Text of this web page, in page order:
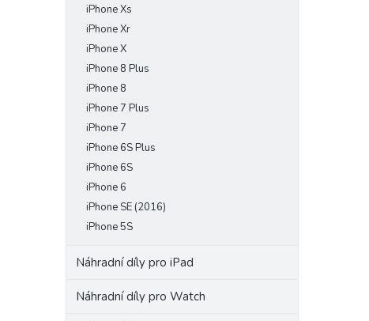
iPhone Xs
iPhone Xr
iPhone X
iPhone 8 Plus
iPhone 8
iPhone 7 Plus
iPhone 7
iPhone 6S Plus
iPhone 6S
iPhone 6
iPhone SE (2016)
iPhone 5S
Náhradní díly pro iPad
Náhradní díly pro Watch